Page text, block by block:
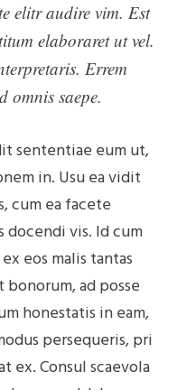
elitr audire vim. Est
elaboraret ut vel.
Errem
omnis saepe.
sententiae eum ut,
in. Usu ea vidit
cum ea facete
docendi vis. Id cum
eos malis tantas
ad posse
honestatis in eam,
persequeris, pri
ex. Consul scaevola